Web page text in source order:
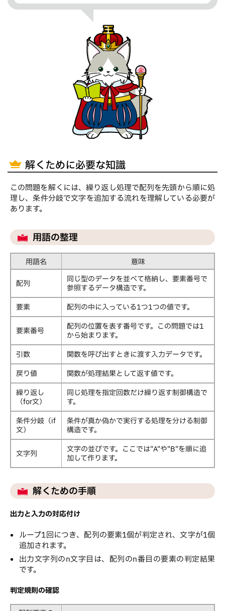
解くために必要な知識
この問題を解くには、繰り返し処理で配列を先頭から順に処
理し、条件分岐で文字を追加する流れを理解している必要が
あります。
用語の整理
用語名 意味
配列
同じ型のデータを並べて格納し、要素番号で
参照するデータ構造です。
要素
配列の中に入っている1つ1つの値です。
要素番号
配列の位置を表す番号です。この問題では1
から始まります。
引数
関数を呼び出すときに渡す入力データです。
戻り値
関数が処理結果として返す値です。
繰り返し
（for文）
同じ処理を指定回数だけ繰り返す制御構造で
す。
条件分岐（if
文）
条件が真か偽かで実行する処理を分ける制御
構造です。
文字列
文字の並びです。ここでは"A"や"B"を順に追
加して作ります。
解くための手順
出力と入力の対応付け
ループ1回につき、配列の要素1個が判定され、文字が1個
追加されます。
出力文字列のn文字目は、配列のn番目の要素の判定結果
です。
判定規則の確認